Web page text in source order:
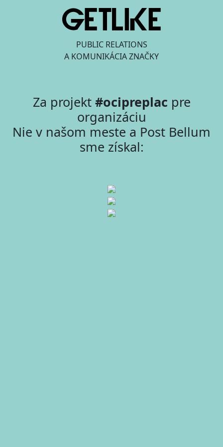
PUBLIC RELATIONS
A KOMUNIKÁCIA ZNAČKY
Za projekt #ocipreplac pre
organizáciu
Nie v našom meste a Post Bellum
sme získal: